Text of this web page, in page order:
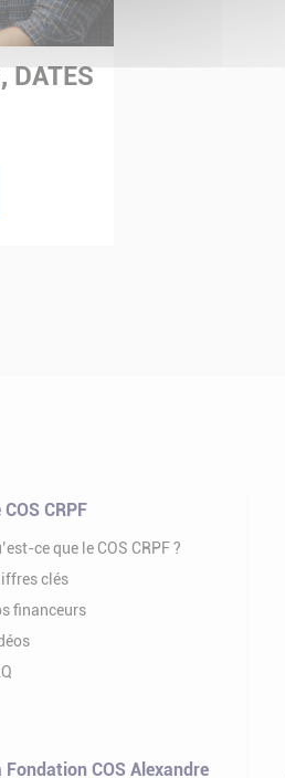
DATES
COS CRPF
ce que le COS CRPF ?
clés
financeurs
Fondation COS Alexandre